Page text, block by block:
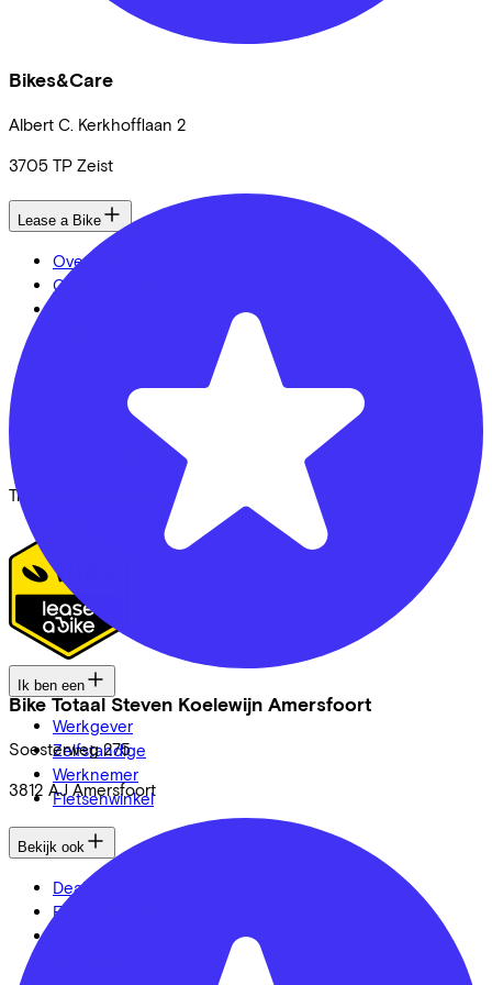
Bikes&Care
Albert C. Kerkhofflaan 2
3705 TP Zeist
Bike Totaal Steven Koelewijn Amersfoort
Soesterweg 275
3812 AJ Amersfoort
Lease a Bike
Over ons
Onze collega's
Security & Privacy
Trotse partner van
Ik ben een
Werkgever
Zelfstandige
Werknemer
Fietsenwinkel
Bekijk ook
Dealer locator
Fiets leasen? Bereken je kosten